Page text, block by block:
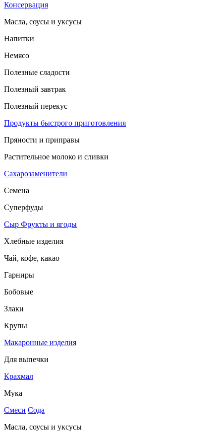
Консервация
Масла, соусы и уксусы
Напитки
Немясо
Полезные сладости
Полезный завтрак
Полезный перекус
Продукты быстрого приготовления
Пряности и приправы
Растительное молоко и сливки
Сахарозаменители
Семена
Суперфуды
Сыр Фрукты и ягоды
Хлебные изделия
Чай, кофе, какао
Гарниры
Бобовые
Злаки
Крупы
Макаронные изделия
Для выпечки
Крахмал
Мука
Смеси Сода
Масла, соусы и уксусы